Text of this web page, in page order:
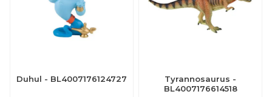
Duhul - BL4007176124727
Tyrannosaurus -
BL4007176614518